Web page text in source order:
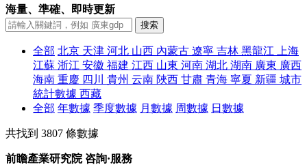
海量、準確、即時更新
全部 北京 天津 河北 山西 內蒙古 遼寧 吉林 黑龍江
上海
江蘇 浙江 安徽 福建 江西 山東 河南 湖北 湖南 廣東 廣西
海南 重慶 四川 貴州 云南 陜西 甘肅 青海 寧夏 新疆 城市
統計數據 西藏
全部 年數據 季度數據 月數據 周數據 日數據
共找到 3807 條數據
前瞻產業研究院 咨詢·服務